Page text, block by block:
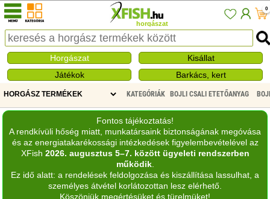
horgászat
0
Horgászat
Kisállat
Játékok
Barkács, kert
KATEGÓRIÁK BOJLI CSALI ETETŐANYAG
Fontos tájékoztatás!
A rendkívüli hőség miatt, munkatársaink biztonságának megóvása
és az energiatakarékossági intézkedések figyelembevételével az
XFish 2026. augusztus 5–7. között ügyeleti rendszerben
működik.
Ez idő alatt: a rendelések feldolgozása és kiszállítása lassulhat, a
személyes átvétel korlátozottan lesz elérhető.
Köszönjük megértésüket és türelmüket!